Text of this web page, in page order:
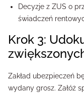
Decyzje z ZUS o
świadczeń
Krok 3: Udokumentowanie
Zakład ubezpieczeń
wydany grosz. Załóż